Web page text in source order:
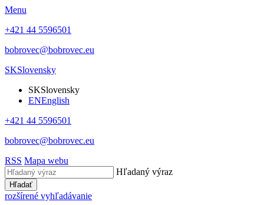
Menu
+421 44 5596501
bobrovec@bobrovec.eu
SKSlovensky
SKSlovensky
ENEnglish
+421 44 5596501
bobrovec@bobrovec.eu
RSS Mapa webu
Hľadaný výraz
Hľadať
rozšírené vyhľadávanie